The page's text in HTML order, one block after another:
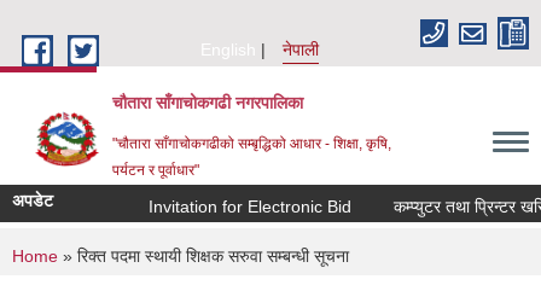
English
नेपाली
चौतारा साँगाचोकगढी नगरपालिका
"चौतारा साँगाचोकगढीको सम्बृद्धिको आधार - शिक्षा, कृषि,
पर्यटन र पूर्वाधार"
अपडेट Invitation for Electronic Bid कम्प्युटर तथा प्रिन्टर
You are here
Home » रिक्त पदमा स्थायी शिक्षक सरुवा सम्बन्धी सूचना